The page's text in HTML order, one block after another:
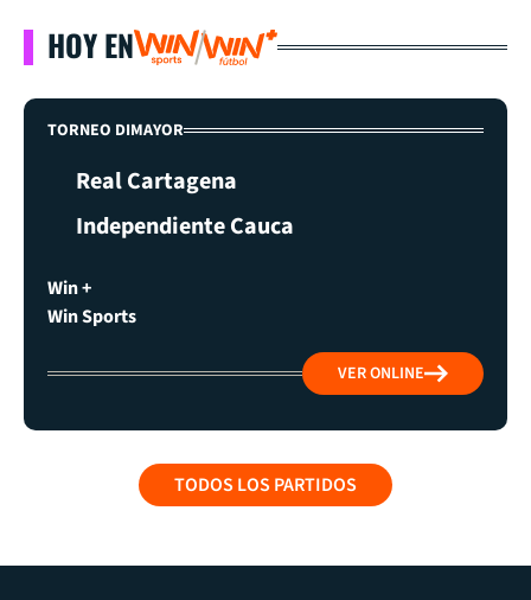
HOY EN
TORNEO DIMAYOR
Real Cartagena
Independiente Cauca
Win +
Win Sports
VER ONLINE
TODOS LOS PARTIDOS